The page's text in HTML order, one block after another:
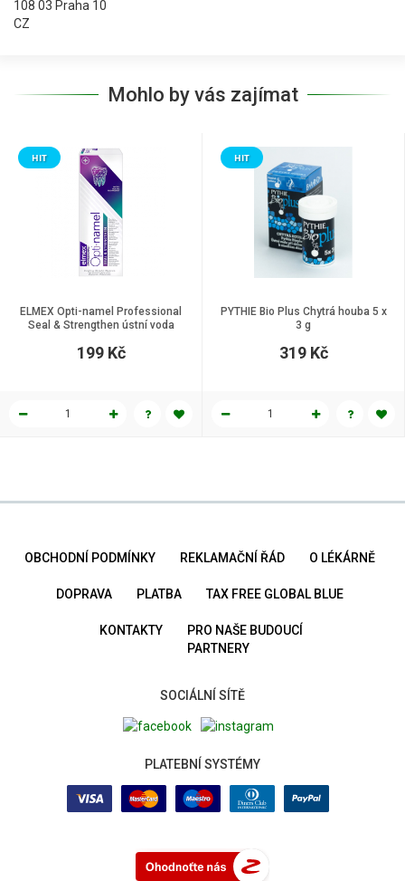
108 03 Praha 10
CZ
Mohlo by vás zajímat
ELMEX Opti-namel Professional
Seal & Strengthen ústní voda
HIT
199 Kč
PYTHIE Bio Plus Chytrá houba 5 x
3 g
HIT
319 Kč
OBCHODNÍ PODMÍNKY REKLAMAČNÍ ŘÁD O LÉKÁRNĚ
DOPRAVA PLATBA TAX FREE GLOBAL BLUE
KONTAKTY
PRO NAŠE BUDOUCÍ
PARTNERY
SOCIÁLNÍ SÍTĚ
PLATEBNÍ SYSTÉMY